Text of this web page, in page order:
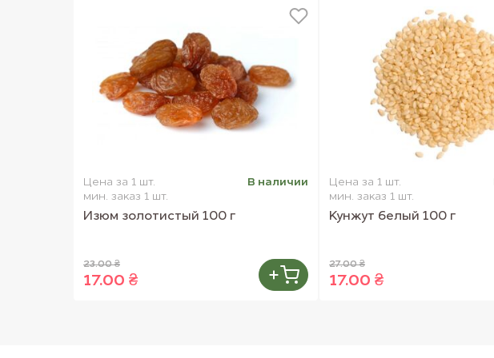
Цена за 1 шт.
мин. заказ 1 шт.
В наличии
Изюм золотистый 100 г
23.00 ₴
17.00 ₴
Цена за 1 шт.
мин. заказ 1 шт.
Кунжут белый 100 г
27.00 ₴
17.00 ₴